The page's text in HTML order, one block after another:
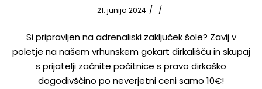
21. junija 2024 / /
Si pripravljen na adrenaliski zaključek šole? Zavij v
poletje na našem vrhunskem gokart dirkališču in skupaj
s prijatelji začnite počitnice s pravo dirkaško
dogodivščino po neverjetni ceni samo 10€!